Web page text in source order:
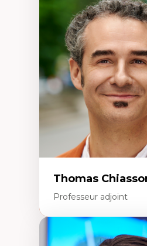
Économie circulaire
Modèles d’affaires
Histoire des faits
Gestion durable des
Écologie industrielle
Aménagement durable
Développement
Coopératives
Télétravail en milieu
Transition socio-
Thomas
Professeur adjoint
Expertises